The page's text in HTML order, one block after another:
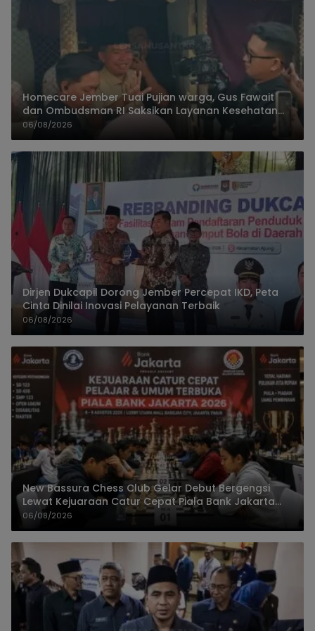
Homecare Jember Tuai Pujian warga, Gus Fawait
dan Ombudsman RI Saksikan Layanan Kesehatan
Rumah Pasien
06/08/2026
Dirjen Dukcapil Dorong Jember Percepat IKD, Peta
Cinta Dinilai Inovasi Pelayanan Terbaik
06/08/2026
New Bassura Chess Club Gelar Debut Bergengsi
Lewat Kejuaraan Catur Cepat Piala Bank Jakarta
2026
06/08/2026